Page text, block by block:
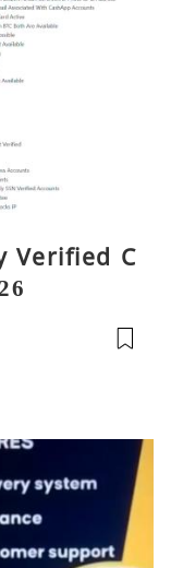
Verified C